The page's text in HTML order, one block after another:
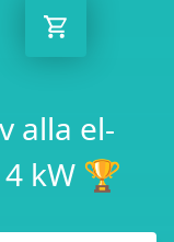
alla el-
kW 🏆